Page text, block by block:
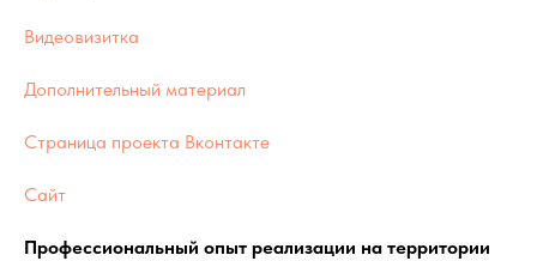
Видеовизитка
Дополнительный материал
Страница проекта Вконтакте
Сайт
Профессиональный опыт реализации на территории